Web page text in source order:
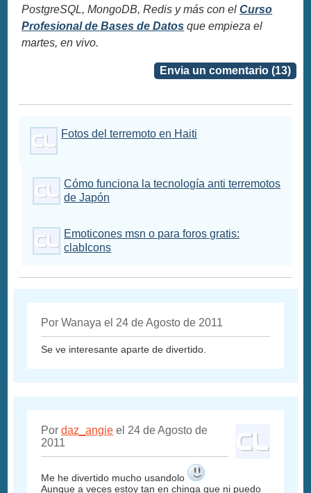
PostgreSQL, MongoDB, Redis y más con elCurso
Profesional de Bases de Datos que empieza el
martes, en vivo.
Envia un comentario (13)
Fotos del terremoto en Haiti
Cómo funciona la tecnología anti terremotos
de Japón
Emoticones msn o para foros gratis:
clabIcons
Por Wanaya el 24 de Agosto de 2011
Se ve interesante aparte de divertido.
Pordaz_angie el 24 de Agosto de
2011
Me he divertido mucho usandolo
Aunque a veces estoy tan en chinga que ni puedo